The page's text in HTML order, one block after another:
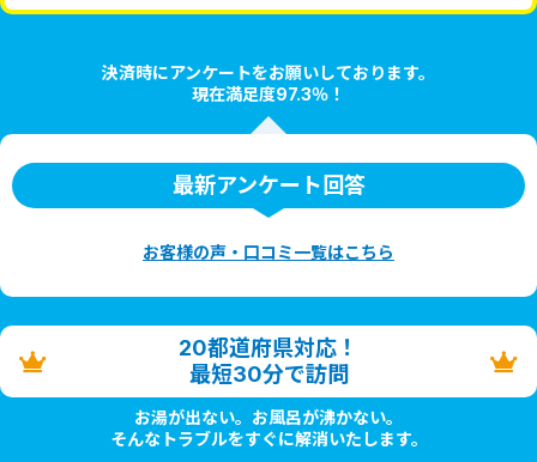
決済時にアンケートをお願いしております。
現在満足度97.3％！
最新アンケート回答
お客様の声・口コミ一覧はこちら
20都道府県対応！
最短30分で訪問
お湯が出ない。お風呂が沸かない。
そんなトラブルをすぐに解消いたします。